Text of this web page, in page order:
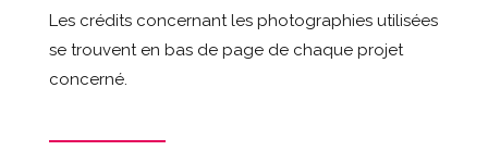
Les crédits concernant les photographies utilisées
se trouvent en bas de page de chaque projet
concerné.